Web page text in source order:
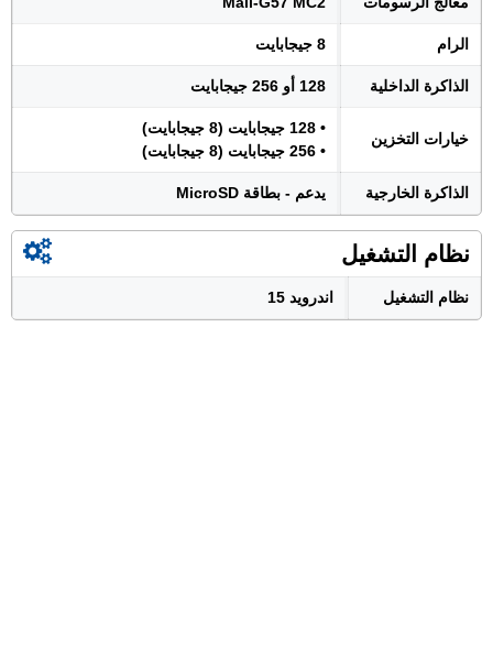
الرام 8 جيجابايت
الذاكرة الداخلية 128 أو 256 جيجابايت
خيارات التخزين
• 128 جيجابايت (8 جيجابايت)
• 256 جيجابايت (8 جيجابايت)
الذاكرة الخارجية يدعم - بطاقة MicroSD
نظام التشغيل
نظام التشغيل اندرويد 15